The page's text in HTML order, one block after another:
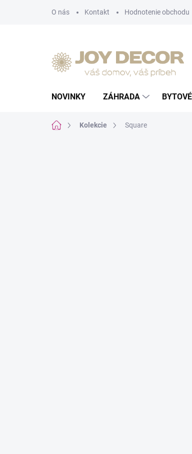
O nás Kontakt Hodnotenie obchodu
NOVINKY ZÁHRADA
DomovKolekcie Square